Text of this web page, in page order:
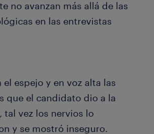
no avanzan más allá de las
en las entrevistas
el espejo y en voz alta las
que el candidato dio a la
tal vez los nervios lo
y se mostró inseguro.